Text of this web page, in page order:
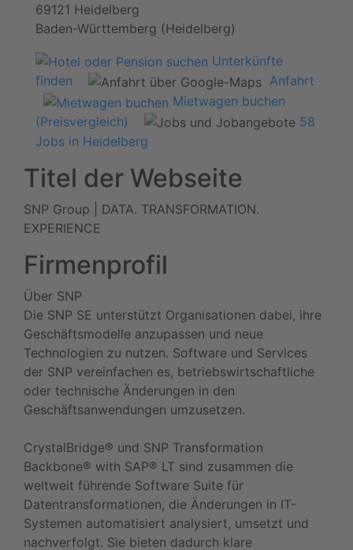
69121 Heidelberg
Baden-Württemberg (Heidelberg)
Unterkünfte
finden
Anfahrt
Mietwagen buchen
(Preisvergleich)
58
Jobs in Heidelberg
Titel der Webseite
SNP Group | DATA. TRANSFORMATION.
EXPERIENCE
Firmenprofil
Über SNP
Die SNP SE unterstützt Organisationen dabei, ihre
Geschäftsmodelle anzupassen und neue
Technologien zu nutzen. Software und Services
der SNP vereinfachen es, betriebswirtschaftliche
oder technische Änderungen in den
Geschäftsanwendungen umzusetzen.
CrystalBridge® und SNP Transformation
Backbone® with SAP® LT sind zusammen die
weltweit führende Software Suite für
Datentransformationen, die Änderungen in IT-
Systemen automatisiert analysiert, umsetzt und
nachverfolgt. Sie bieten dadurch klare